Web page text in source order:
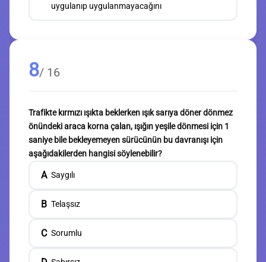
uygulanıp uygulanmayacağını
8/ 16
Trafikte kırmızı ışıkta beklerken ışık sarıya döner dönmez
önündeki araca korna çalan, ışığın yeşile dönmesi için 1
saniye bile bekleyemeyen sürücünün bu davranışı için
aşağıdakilerden hangisi söylenebilir?
A Saygılı
B Telaşsız
C Sorumlu